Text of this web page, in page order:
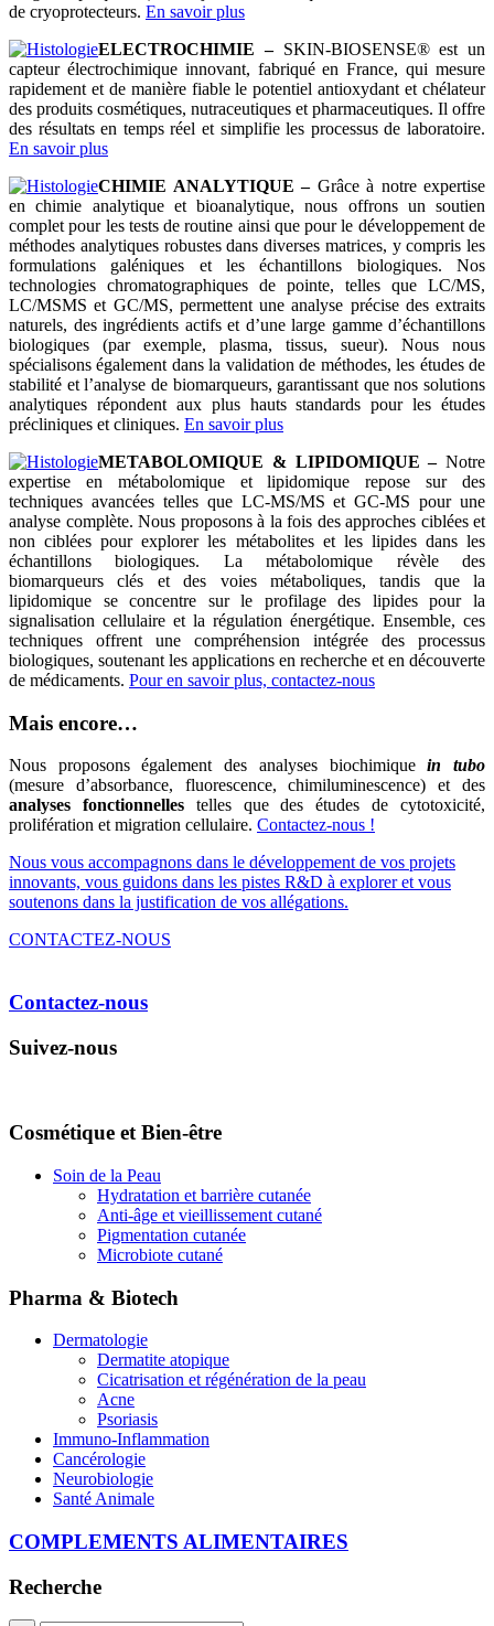
de cryoprotecteurs. En savoir plus
ELECTROCHIMIE –SKIN-BIOSENSE® est un
capteur électrochimique innovant, fabriqué en France, qui mesure
rapidement et de manière fiable le potentiel antioxydant et chélateur
des produits cosmétiques, nutraceutiques et pharmaceutiques. Il offre
des résultats en temps réel et simplifie les processus de laboratoire.
En savoir plus
CHIMIE ANALYTIQUE –Grâce à notre expertise
en chimie analytique et bioanalytique, nous offrons un soutien
complet pour les tests de routine ainsi que pour le développement de
méthodes analytiques robustes dans diverses matrices, y compris les
formulations galéniques et les échantillons biologiques. Nos
technologies chromatographiques de pointe, telles que LC/MS,
LC/MSMS et GC/MS, permettent une analyse précise des extraits
naturels, des ingrédients actifs et d’une large gamme d’échantillons
biologiques (par exemple, plasma, tissus, sueur). Nous nous
spécialisons également dans la validation de méthodes, les études de
stabilité et l’analyse de biomarqueurs, garantissant que nos solutions
analytiques répondent aux plus hauts standards pour les études
précliniques et cliniques. En savoir plus
METABOLOMIQUE & LIPIDOMIQUE –Notre
expertise en métabolomique et lipidomique repose sur des
techniques avancées telles que LC-MS/MS et GC-MS pour une
analyse complète. Nous proposons à la fois des approches ciblées et
non ciblées pour explorer les métabolites et les lipides dans les
échantillons biologiques. La métabolomique révèle des
biomarqueurs clés et des voies métaboliques, tandis que la
lipidomique se concentre sur le profilage des lipides pour la
signalisation cellulaire et la régulation énergétique. Ensemble, ces
techniques offrent une compréhension intégrée des processus
biologiques, soutenant les applications en recherche et en découverte
de médicaments. Pour en savoir plus, contactez-nous
Mais encore…
Nous proposons également des analyses biochimiquein tubo
(mesure d’absorbance, fluorescence, chimiluminescence) et des
analyses fonctionnellestelles que des études de cytotoxicité,
prolifération et migration cellulaire. Contactez-nous !
Nous vous accompagnons dans le développement de vos projets
innovants, vous guidons dans les pistes R&D à explorer et vous
soutenons dans la justification de vos allégations.
CONTACTEZ-NOUS
Contactez-nous
Suivez-nous
Cosmétique et Bien-être
Soin de la Peau
Hydratation et barrière cutanée
Anti-âge et vieillissement cutané
Pigmentation cutanée
Microbiote cutané
Pharma & Biotech
Dermatologie
Dermatite atopique
Cicatrisation et régénération de la peau
Acne
Psoriasis
Immuno-Inflammation
Cancérologie
Neurobiologie
Santé Animale
COMPLEMENTS ALIMENTAIRES
Recherche